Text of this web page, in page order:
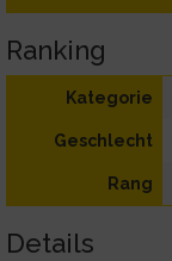
Ranking
Kategorie
Geschlecht
Rang
Details